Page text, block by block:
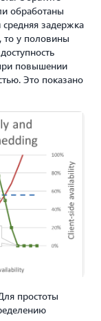
обработаны
задержка
то у половины
повышении
Это показано
простоты